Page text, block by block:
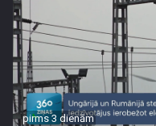
pirms 3 dienām